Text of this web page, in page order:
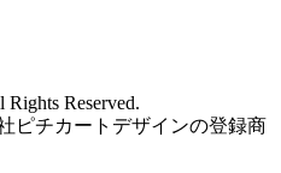
Reserved.
ピチカートデザインの登録商